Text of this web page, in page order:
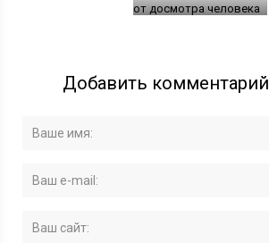
от досмотра человека
Добавить комментарий